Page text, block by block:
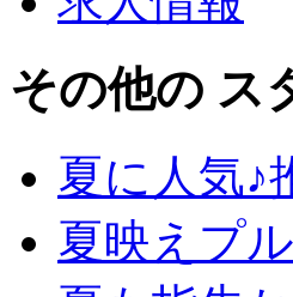
その他の ス
夏に人気♪
夏映えプ